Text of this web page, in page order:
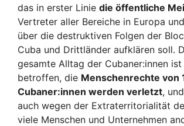
das in erster Linie die öffentliche
Vertreter aller Bereiche in Europa
über die destruktiven Folgen der
Cuba und Drittländer aufklären soll.
gesamte Alltag der Cubaner:innen
betroffen, die Menschen­rechte von
Cubaner:innen werden verletzt,
auch wegen der Extraterritorialität
viele Menschen und Unternehmen